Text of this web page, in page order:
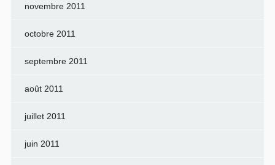
novembre 2011
octobre 2011
septembre 2011
août 2011
juillet 2011
juin 2011